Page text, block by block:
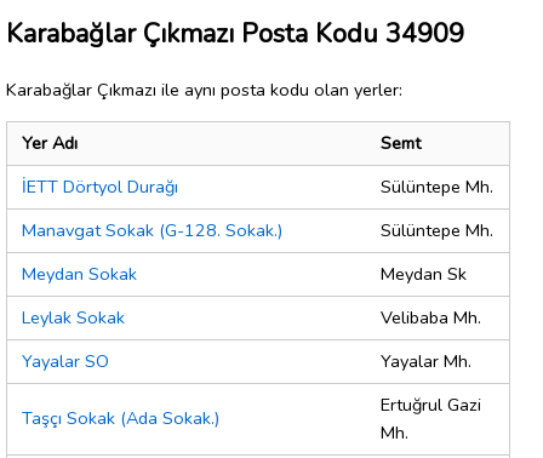
Karabağlar Çıkmazı Posta Kodu 34909
Karabağlar Çıkmazı ile aynı posta kodu olan yerler:
Yer Adı
Semt
İETT Dörtyol Durağı
Sülüntepe Mh.
Manavgat Sokak (G-128. Sokak.)
Sülüntepe Mh.
Meydan Sokak
Meydan Sk
Leylak Sokak
Velibaba Mh.
Yayalar SO
Yayalar Mh.
Taşçı Sokak (Ada Sokak.)
Ertuğrul Gazi
Mh.